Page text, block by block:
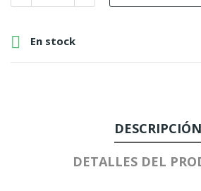
 En stock
DESCRIPCIÓN
DETALLES DEL